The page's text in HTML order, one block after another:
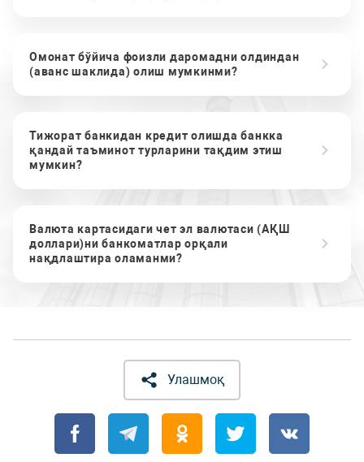
Омонат бўйича фоизли даромадни олдиндан
(аванс шаклида) олиш мумкинми?
Тижорат банкидан кредит олишда банкка
қандай таъминот турларини тақдим этиш
мумкин?
Валюта картасидаги чет эл валютаси (АҚШ
доллари)ни банкоматлар орқали
нақдлаштира оламанми?
Улашмоқ